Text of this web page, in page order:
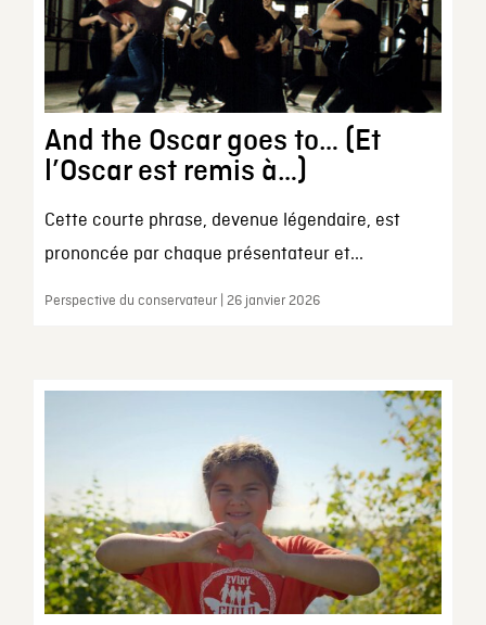
And the Oscar goes to… (Et
l’Oscar est remis à…)
Cette courte phrase, devenue légendaire, est
prononcée par chaque présentateur et...
Perspective du conservateur | 26 janvier 2026